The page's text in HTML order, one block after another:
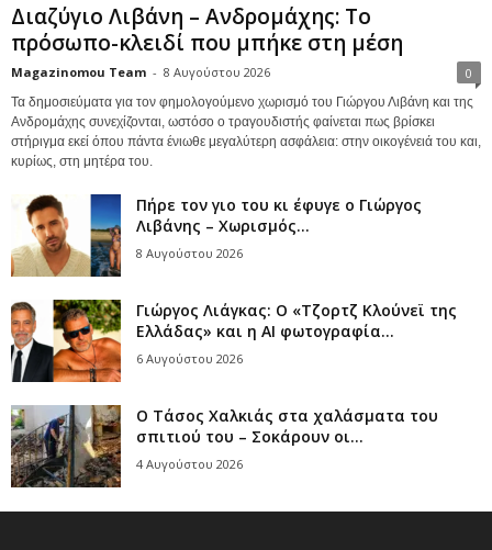
Διαζύγιο Λιβάνη – Ανδρομάχης: Το
πρόσωπο-κλειδί που μπήκε στη μέση
Magazinomou Team - 8 Αυγούστου 2026 0
Τα δημοσιεύματα για τον φημολογούμενο χωρισμό του Γιώργου Λιβάνη και της
Ανδρομάχης συνεχίζονται, ωστόσο ο τραγουδιστής φαίνεται πως βρίσκει
στήριγμα εκεί όπου πάντα ένιωθε μεγαλύτερη ασφάλεια: στην οικογένειά του και,
κυρίως, στη μητέρα του.
Πήρε τον γιο του κι έφυγε ο Γιώργος
Λιβάνης – Χωρισμός...
8 Αυγούστου 2026
Γιώργος Λιάγκας: Ο «Τζορτζ Κλούνεϊ της
Ελλάδας» και η AI φωτογραφία...
6 Αυγούστου 2026
Ο Τάσος Χαλκιάς στα χαλάσματα του
σπιτιού του – Σοκάρουν οι...
4 Αυγούστου 2026